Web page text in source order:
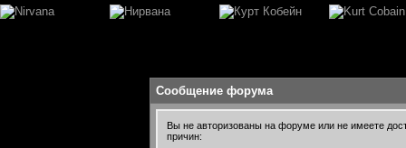
Сообщение форума
Вы не авторизованы на форуме или не имеете
причин: